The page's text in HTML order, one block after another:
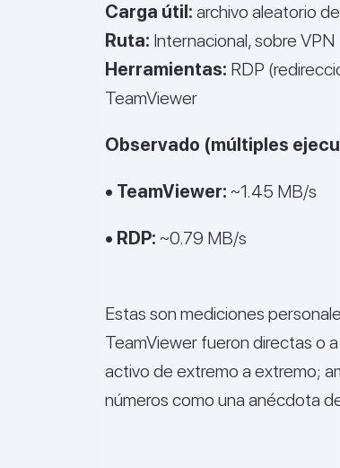
Carga útil: archivo aleatorio
Ruta: Internacional, sobre VPN
Herramientas: RDP
TeamViewer
Observado (múltiples
• TeamViewer: ~1.45 MB/s
• RDP: ~0.79 MB/s
Estas son mediciones
TeamViewer fueron directas o
activo de extremo a extremo;
números como una anécdota